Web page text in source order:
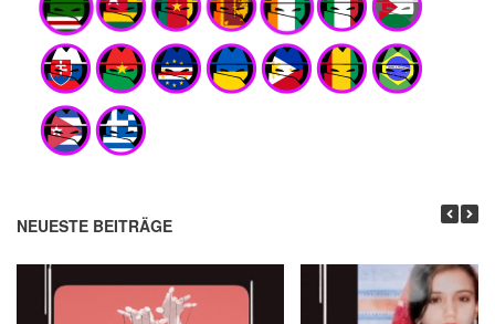
NEUESTE BEITRÄGE